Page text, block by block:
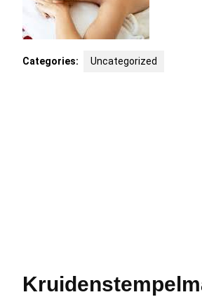
Categories: Uncategorized